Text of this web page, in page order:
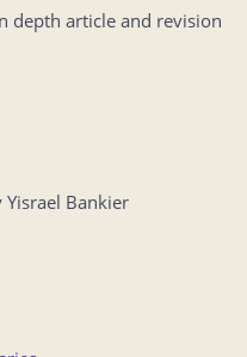
depth article and revision
Bankier